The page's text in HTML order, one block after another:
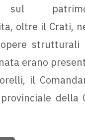
sul
oltre il Crati,
strutturali
erano
il
della